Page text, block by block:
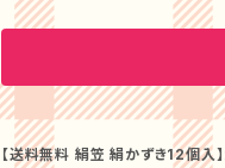
ージでお届けいたします。 ### 【特別なシーンを演出します！】 感謝の気持ちやお祝いの席で、心のこも
ったおもてなしをお届けす
えて素敵な時間をお過ごしください。 ### 【安心して楽しめる！】 厳選された原
「絹笠 茶の友」は、どなた
4、黄5、青1、青2、赤3）香料、乳化剤 【ココア】 小麦粉（国産）砂糖、卵、粉糖加工品（砂
等を主要原料とする食品、シ
材料の一部に小麦、大豆を含む 箱サイズ：36×32×4.5cm 賞味期限：120日 保存方法：高温多
日光を避けて常温保存してください。 商品説明： 心温まる大阪名物「絹かずき」
まった自慢の和菓子です。独
【送料無料 絹笠 絹かずき12個